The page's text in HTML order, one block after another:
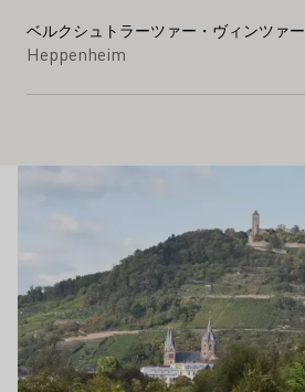
ベルクシュトラーツァー・ヴィンツァー
Heppenheim
ワイン